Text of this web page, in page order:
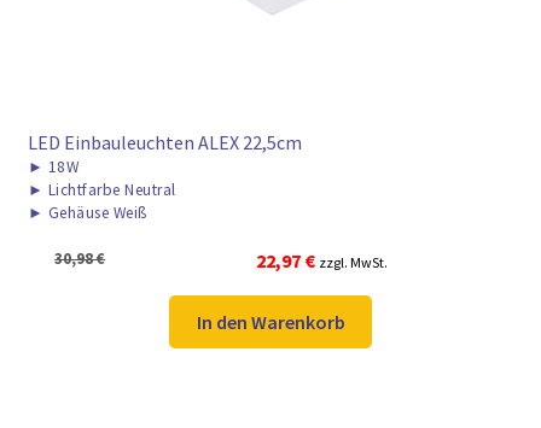
LED Einbauleuchten ALEX 22,5cm
► 18W
► Lichtfarbe Neutral
► Gehäuse Weiß
30,98€
Ursprünglicher
war:
30,98 €
22,97 €Aktueller
ist:
22,97 €.
zzgl. MwSt.
In den Warenkorb